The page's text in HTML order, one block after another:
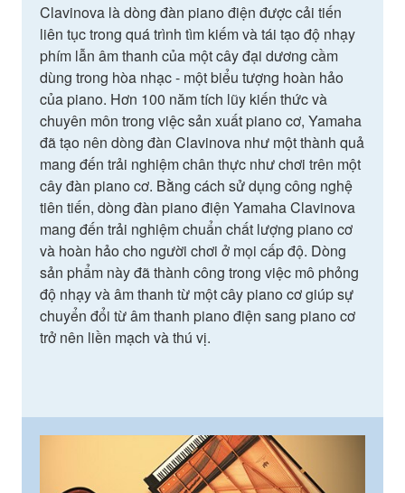
Clavinova là dòng đàn piano điện được cải tiến
liên tục trong quá trình tìm kiếm và tái tạo độ nhạy
phím lẫn âm thanh của một cây đại dương cầm
dùng trong hòa nhạc - một biểu tượng hoàn hảo
của piano. Hơn 100 năm tích lũy kiến thức và
chuyên môn trong việc sản xuất piano cơ, Yamaha
đã tạo nên dòng đàn Clavinova như một thành quả
mang đến trải nghiệm chân thực như chơi trên một
cây đàn piano cơ. Bằng cách sử dụng công nghệ
tiên tiến, dòng đàn piano điện Yamaha Clavinova
mang đến trải nghiệm chuẩn chất lượng piano cơ
và hoàn hảo cho người chơi ở mọi cấp độ. Dòng
sản phẩm này đã thành công trong việc mô phỏng
độ nhạy và âm thanh từ một cây piano cơ giúp sự
chuyển đổi từ âm thanh piano điện sang piano cơ
trở nên liền mạch và thú vị.